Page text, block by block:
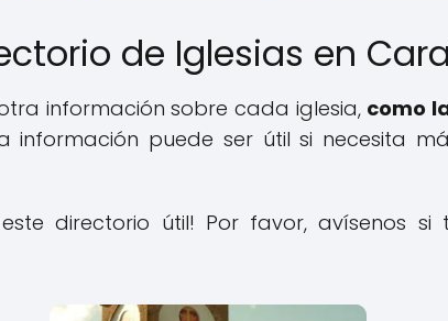
de Iglesias en
información sobre cada iglesia, como
información puede ser útil si necesita
este directorio útil! Por favor, avísenos